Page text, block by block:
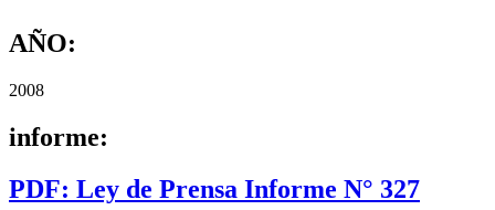
AÑO:
2008
informe:
PDF: Ley de Prensa Informe N° 327